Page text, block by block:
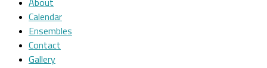
Calendar
Ensembles
Contact
Gallery